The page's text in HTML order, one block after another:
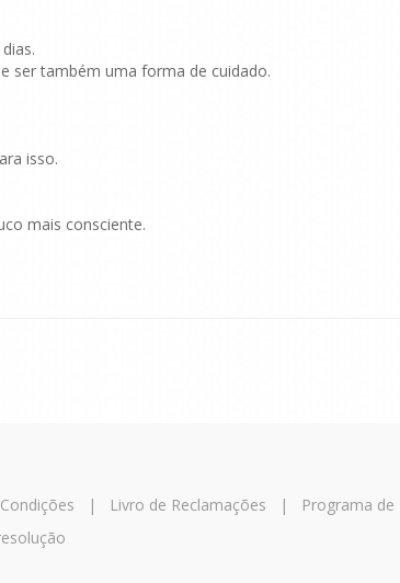
ser também uma forma de cuidado.
isso.
mais consciente.
| Livro de Reclamações | Programa